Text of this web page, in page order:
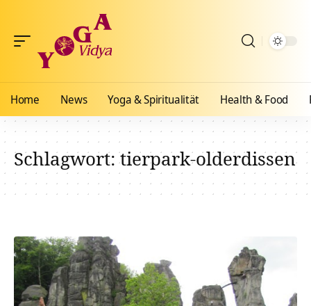
Home News Yoga & Spiritualität Health & Food
Schlagwort:tierpark-olderdissen